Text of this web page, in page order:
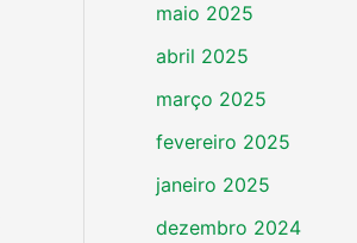
maio 2025
abril 2025
março 2025
fevereiro 2025
janeiro 2025
dezembro 2024